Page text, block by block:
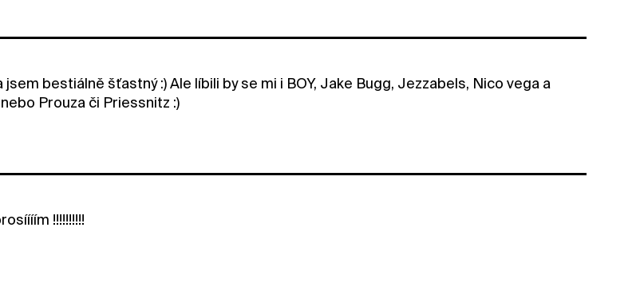
bestiálně šťastný :) Ale líbili by se mi i BOY, Jake Bugg, Jezzabels, Nico vega a
Prouza či Priessnitz :)
!!!!!!!!!!